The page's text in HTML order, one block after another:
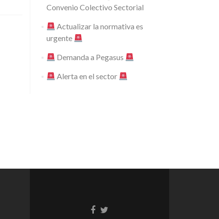
Convenio Colectivo Sectorial
Actualizar la normativa es
urgente
Demanda a Pegasus
Alerta en el sector
EnlaceEnlace